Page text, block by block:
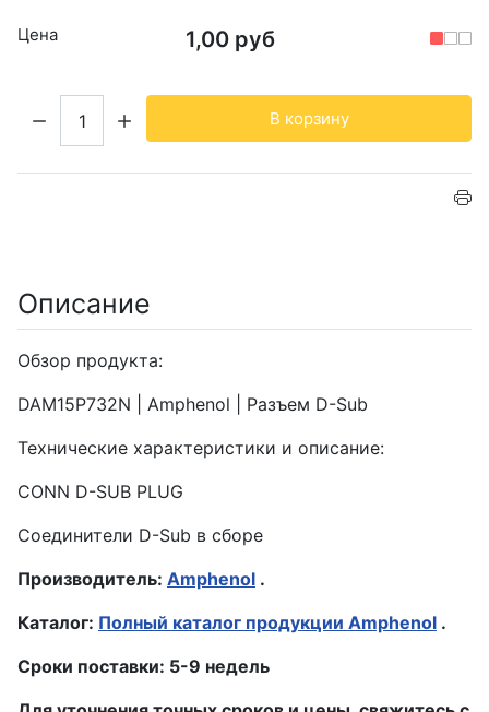
Цена 1,00 руб
В корзину
Описание
Обзор продукта:
DAM15P732N | Amphenol | Разъем D-Sub
Технические характеристики и описание:
CONN D-SUB PLUG
Соединители D-Sub в сборе
Производитель: Amphenol .
Каталог: Полный каталог продукции Amphenol .
Сроки поставки: 5-9 недель